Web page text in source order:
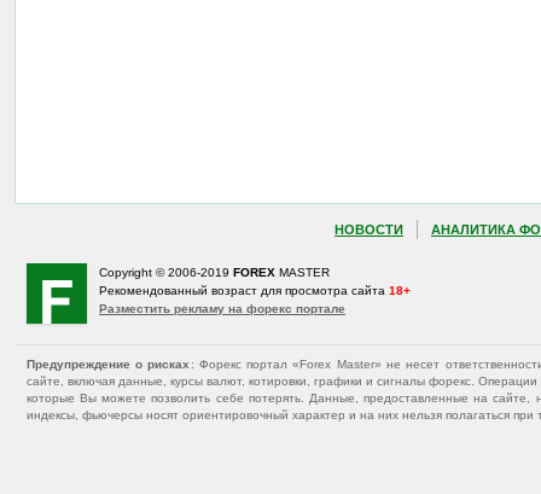
НОВОСТИ АНАЛИТИКА
Copyright © 2006-2019 FOREX MASTER
Рекомендованный возраст для просмотра сайта 18+
Разместить рекламу на форекс портале
Предупреждение о рисках : Форекс портал «Forex Master» не несет
сайте, включая данные, курсы валют, котировки, графики и сигналы форекс.
которые Вы можете позволить себе потерять. Данные, предоставленные на
индексы, фьючерсы носят ориентировочный характер и на них нельзя полагаться при